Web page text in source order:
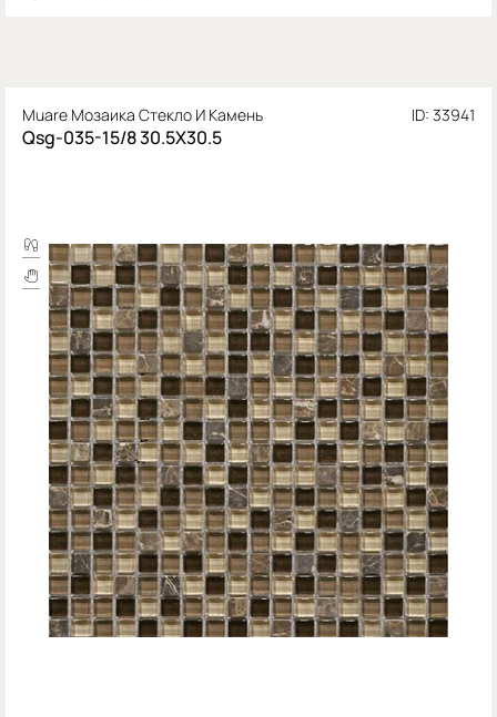
Muare Мозаика Стекло И Камень ID: 33941
Qsg-035-15/8 30.5X30.5